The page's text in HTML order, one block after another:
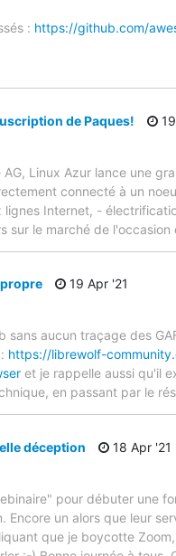
: https://github.com/
de Paques!
Linux Azur lance une
connecté à un
Internet, -
sur le marché de l'occasion
19 Apr '21
aucun traçage des
https://librewolf-
et je rappelle aussi qu'il
en passant par le
déception
18 Apr '21
pour débuter une
Encore un alors que leur
que je boycotte